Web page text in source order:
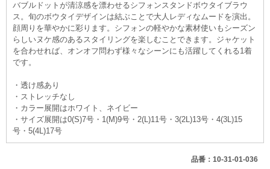
バブルドットが清涼感を漂わせるシフォンスタンドボウタイブラウ
ス。旬のボウタイデザインは結ぶことで大人レディなムードを演出。
顔周りを華やかに彩ります。シフォンの軽やかな素材使いもシーズン
らしいヌケ感のあるスタイリングを楽しむことできます。ジャケット
を合わせれば、オンオフ問わず様々なシーンにも活躍してくれる1着
です。
・透け感あり
・ストレッチなし
・カラー展開はホワイト、ネイビー
・サイズ展開は0(S)7号・1(M)9号・2(L)11号・3(2L)13号・4(3L)15
号・5(4L)17号
品番：10-31-01-036